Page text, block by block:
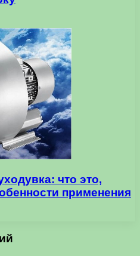
что это,
применения